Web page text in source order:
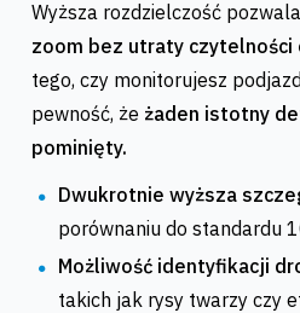
Wyższa rozdzielczość
zoom bez utraty czytelności
tego, czy monitorujesz
pewność, że żaden istotny
pominięty.
Dwukrotnie wyższa
porównaniu do standardu
Możliwość identyfikacji
takich jak rysy twarzy czy